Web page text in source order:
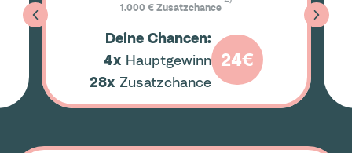
1.000 € Zusatzchance
Deine Chancen:
4xHauptgewinn
28xZusatzchance
24€